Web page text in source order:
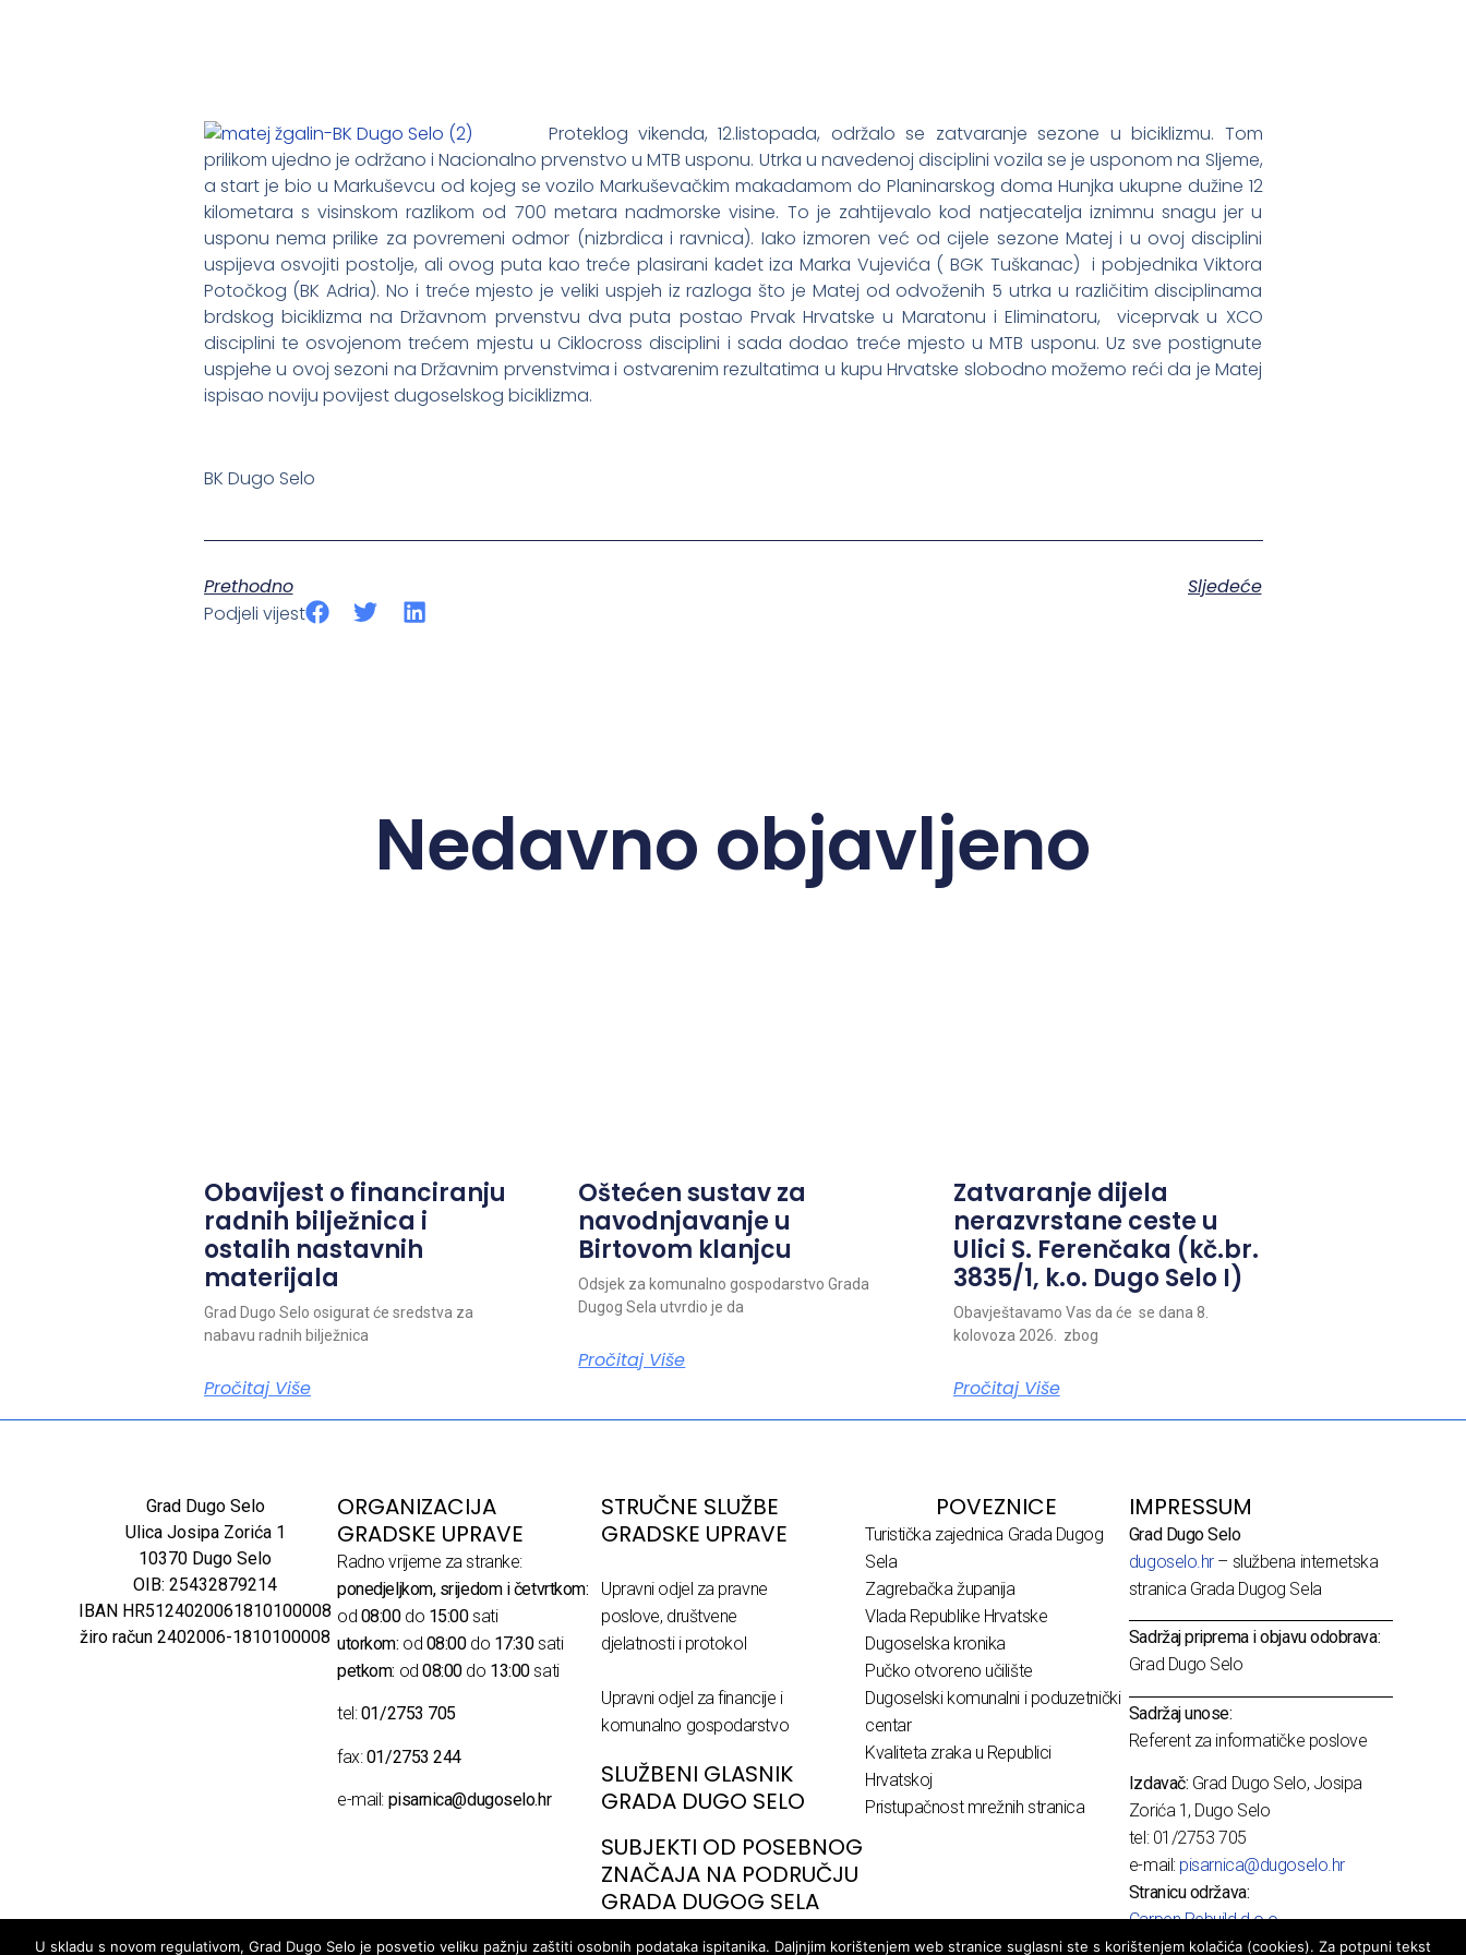
Proteklog vikenda, 12.listopada, održalo se zatvaranje sezone u biciklizmu. Tom
prilikom ujedno je održano i Nacionalno prvenstvo u MTB usponu. Utrka u navedenoj disciplini vozila se je usponom na Sljeme,
a start je bio u Markuševcu od kojeg se vozilo Markuševačkim makadamom do Planinarskog doma Hunjka ukupne dužine 12
kilometara s visinskom razlikom od 700 metara nadmorske visine. To je zahtijevalo kod natjecatelja iznimnu snagu jer u
usponu nema prilike za povremeni odmor (nizbrdica i ravnica). Iako izmoren već od cijele sezone Matej i u ovoj disciplini
uspijeva osvojiti postolje, ali ovog puta kao treće plasirani kadet iza Marka Vujevića ( BGK Tuškanac) i pobjednika Viktora
Potočkog (BK Adria). No i treće mjesto je veliki uspjeh iz razloga što je Matej od odvoženih 5 utrka u različitim disciplinama
brdskog biciklizma na Državnom prvenstvu dva puta postao Prvak Hrvatske u Maratonu i Eliminatoru, viceprvak u XCO
disciplini te osvojenom trećem mjestu u Ciklocross disciplini i sada dodao treće mjesto u MTB usponu. Uz sve postignute
uspjehe u ovoj sezoni na Državnim prvenstvima i ostvarenim rezultatima u kupu Hrvatske slobodno možemo reći da je Matej
ispisao noviju povijest dugoselskog biciklizma.
BK Dugo Selo
Prethodno
Sljedeće
Podjeli vijest
Nedavno objavljeno
Obavijest o financiranju
radnih bilježnica i
ostalih nastavnih
materijala
Grad Dugo Selo osigurat će sredstva za
nabavu radnih bilježnica
Pročitaj Više
Oštećen sustav za
navodnjavanje u
Birtovom klanjcu
Odsjek za komunalno gospodarstvo Grada
Dugog Sela utvrdio je da
Pročitaj Više
Zatvaranje dijela
nerazvrstane ceste u
Ulici S. Ferenčaka (kč.br.
3835/1, k.o. Dugo Selo I)
Obavještavamo Vas da će se dana 8.
kolovoza 2026. zbog
Pročitaj Više
Grad Dugo Selo
Ulica Josipa Zorića 1
10370 Dugo Selo
OIB: 25432879214
IBAN HR5124020061810100008
žiro račun 2402006-1810100008
ORGANIZACIJA
GRADSKE UPRAVE
Radno vrijeme za stranke:
ponedjeljkom, srijedom i četvrtkom:
od 08:00do 15:00sati
utorkom: od 08:00do 17:30sati
petkom: od08:00do 13:00sati
tel:01/2753 705
fax:01/2753 244
e-mail: pisarnica@dugoselo.hr
STRUČNE SLUŽBE
GRADSKE UPRAVE
Upravni odjel za pravne
poslove, društvene
djelatnosti i protokol
Upravni odjel za financije i
komunalno gospodarstvo
SLUŽBENI GLASNIK
GRADA DUGO SELO
SUBJEKTI OD POSEBNOG
ZNAČAJA NA PODRUČJU
GRADA DUGOG SELA
POVEZNICE
Turistička zajednica Grada Dugog
Sela
Zagrebačka županija
Vlada Republike Hrvatske
Dugoselska kronika
Pučko otvoreno učilište
Dugoselski komunalni i poduzetnički
centar
Kvaliteta zraka u Republici
Hrvatskoj
Pristupačnost mrežnih stranica
IMPRESSUM
Grad Dugo Selo
dugoselo.hr– službena internetska
stranica Grada Dugog Sela
Sadržaj priprema i objavu odobrava:
Grad Dugo Selo
Sadržaj unose:
Referent za informatičke poslove
Izdavač: Grad Dugo Selo, Josipa
Zorića 1, Dugo Selo
tel: 01/2753 705
e-mail: pisarnica@dugoselo.hr
Stranicu održava:
Carpen Rebuild d.o.o.
U skladu s novom regulativom, Grad Dugo Selo je posvetio veliku pažnju zaštiti osobnih podataka ispitanika. Daljnjim korištenjem web stranice suglasni ste s korištenjem kolačića (cookies). Za potpuni tekst